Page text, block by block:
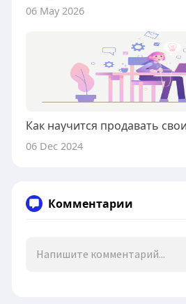
06 May 2026
06 Dec 2024
Комментарии